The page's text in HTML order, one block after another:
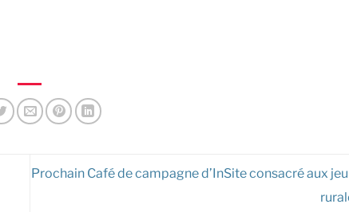
Prochain Café de campagne d’InSite consacré aux